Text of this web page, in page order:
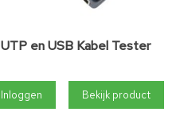
UTP en USB Kabel Tester
Inloggen Bekijk product